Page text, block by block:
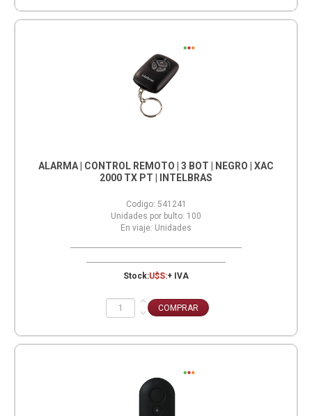
ALARMA | CONTROL REMOTO | 3 BOT | NEGRO | XAC
2000 TX PT | INTELBRAS
Codigo: 541241
Unidades por bulto: 100
En viaje: Unidades
Stock:U$S:+ IVA